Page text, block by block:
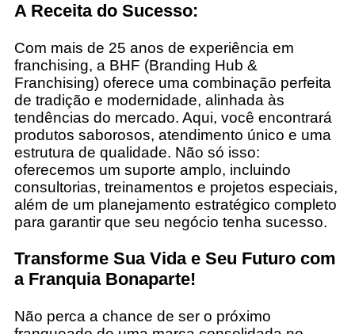
A Receita do Sucesso:
Com mais de 25 anos de experiência em
franchising, a BHF (Branding Hub &
Franchising) oferece uma combinação perfeita
de tradição e modernidade, alinhada às
tendências do mercado. Aqui, você encontrará
produtos saborosos, atendimento único e uma
estrutura de qualidade. Não só isso:
oferecemos um suporte amplo, incluindo
consultorias, treinamentos e projetos especiais,
além de um planejamento estratégico completo
para garantir que seu negócio tenha sucesso.
Transforme Sua Vida e Seu Futuro com
a Franquia Bonaparte!
Não perca a chance de ser o próximo